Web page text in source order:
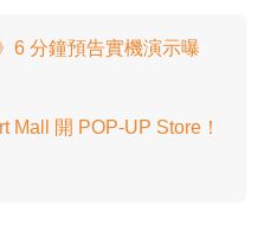
6 分鐘預告實機演示曝
Mall 開 POP-UP Store！